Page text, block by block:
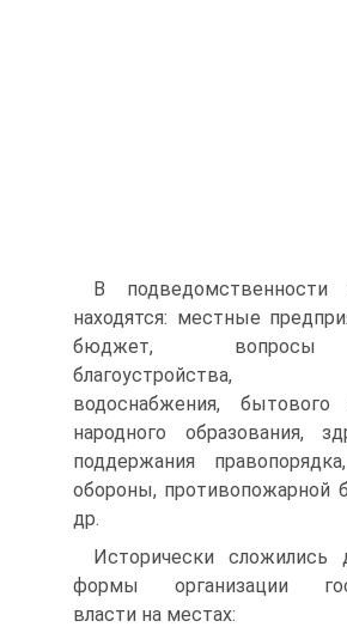
В подведомственности
находятся: местные
бюджет, вопросы
благоустройства,
водоснабжения, бытового
народного образования,
поддержания
обороны, противопожарной
др.
Исторически сложились
формы организации
власти на местах: